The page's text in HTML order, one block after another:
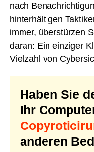
nach
hinterhältigen
immer, überstürzen
daran: Ein einziger
Vielzahl von
Haben Sie
Ihr
anderen